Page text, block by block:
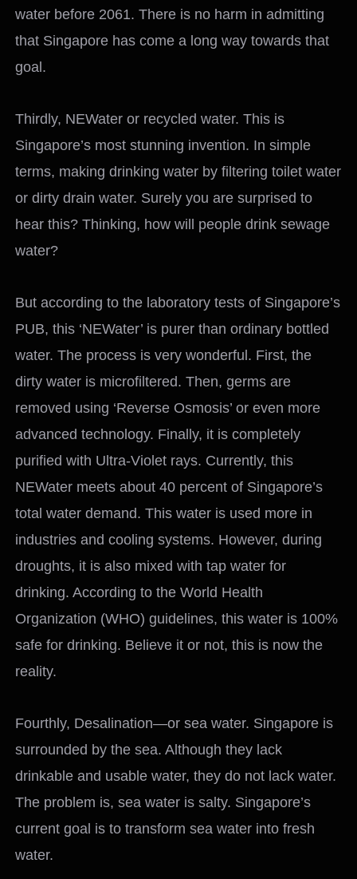
water before 2061. There is no harm in admitting
that Singapore has come a long way towards that
goal.
Thirdly, NEWater or recycled water. This is
Singapore’s most stunning invention. In simple
terms, making drinking water by filtering toilet water
or dirty drain water. Surely you are surprised to
hear this? Thinking, how will people drink sewage
water?
But according to the laboratory tests of Singapore’s
PUB, this ‘NEWater’ is purer than ordinary bottled
water. The process is very wonderful. First, the
dirty water is microfiltered. Then, germs are
removed using ‘Reverse Osmosis’ or even more
advanced technology. Finally, it is completely
purified with Ultra-Violet rays. Currently, this
NEWater meets about 40 percent of Singapore’s
total water demand. This water is used more in
industries and cooling systems. However, during
droughts, it is also mixed with tap water for
drinking. According to the World Health
Organization (WHO) guidelines, this water is 100%
safe for drinking. Believe it or not, this is now the
reality.
Fourthly, Desalination—or sea water. Singapore is
surrounded by the sea. Although they lack
drinkable and usable water, they do not lack water.
The problem is, sea water is salty. Singapore’s
current goal is to transform sea water into fresh
water.